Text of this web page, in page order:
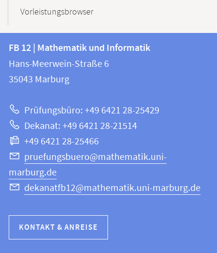
Vorleistungsbrowser
Kontakt
und
Informationen
Website
FB
12
|
und
Informatik
FB 12 | Mathematik und Informatik
Hans-Meerwein-Straße 6
35043 Marburg
Prüfungsbüro: +49 6421 28-25429
Dekanat: +49 6421 28-21514
+49 6421 28-25466
pruefungsbuero@mathematik.uni-
marburg.de
dekanatfb12@mathematik.uni-marburg.de
KONTAKT & ANREISE